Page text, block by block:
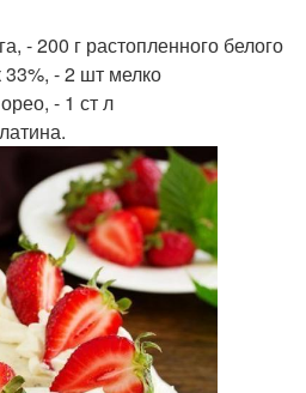
- 200 г растопленного белого
33%, - 2 шт мелко
- 1 ст л